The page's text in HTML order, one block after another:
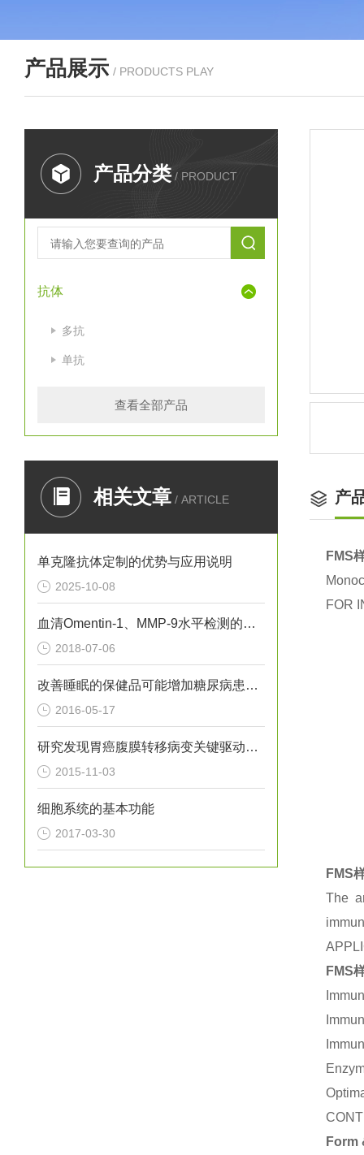
产品展示 / PRODUCTS PLAY
产品分类 / PRODUCT
抗体
多抗
单抗
查看全部产品
相关文章 / ARTICLE
单克隆抗体定制的优势与应用说明
2025-10-08
血清Omentin-1、MMP-9水平检测的意义
2018-07-06
改善睡眠的保健品可能增加糖尿病患病风险
2016-05-17
研究发现胃癌腹膜转移病变关键驱动基因
2015-11-03
细胞系统的基本功能
2017-03-30
产
FMS
FOR
FMS
The
FMS
Form